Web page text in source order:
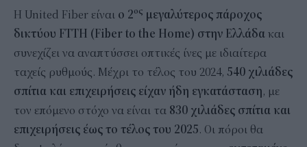
H United Fiber είναι ο 2ος μεγαλύτερος πάροχος
δικτύου FTTH (Fiber to the Home) στην Ελλάδα και
συνεχίζει να αναπτύσσει οπτικές ίνες με ιδιαίτερα
ταχείς ρυθμούς. Μέχρι το τέλος του 2024, 540 χιλιάδες
σπίτια και επιχειρήσεις είχαν ήδη εγκατάσταση, με
τον επόμενο στόχο να είναι τα 830 χιλιάδες σπίτια και
επιχειρήσεις έως το τέλος του 2025. Οι πόροι θα